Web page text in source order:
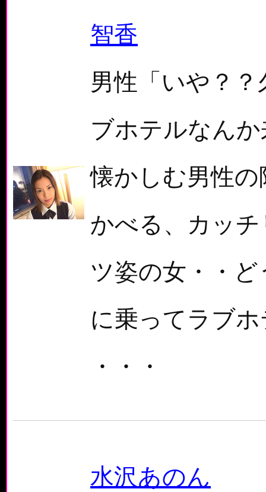
智香
男性「いや？
ブホテルなん
懐かしむ男性
かべる、カッ
ツ姿の女・・
に乗ってラブ
・・・
水沢あのん